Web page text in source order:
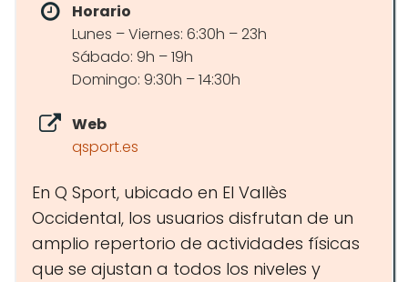
Horario
Lunes – Viernes: 6:30h – 23h
Sábado: 9h – 19h
Domingo: 9:30h – 14:30h
Web
qsport.es
En Q Sport, ubicado en El Vallès
Occidental, los usuarios disfrutan de un
amplio repertorio de actividades físicas
que se ajustan a todos los niveles y